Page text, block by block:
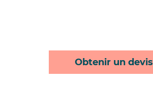
Obtenir un devis